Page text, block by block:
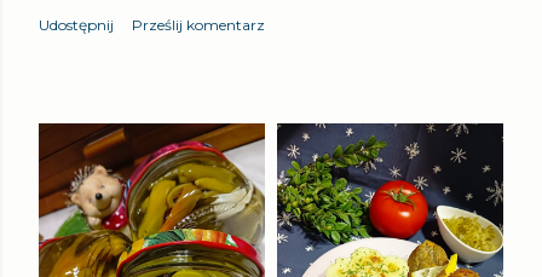
Udostępnij Prześlij komentarz